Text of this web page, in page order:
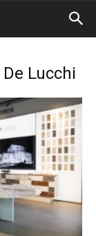
Lucchi